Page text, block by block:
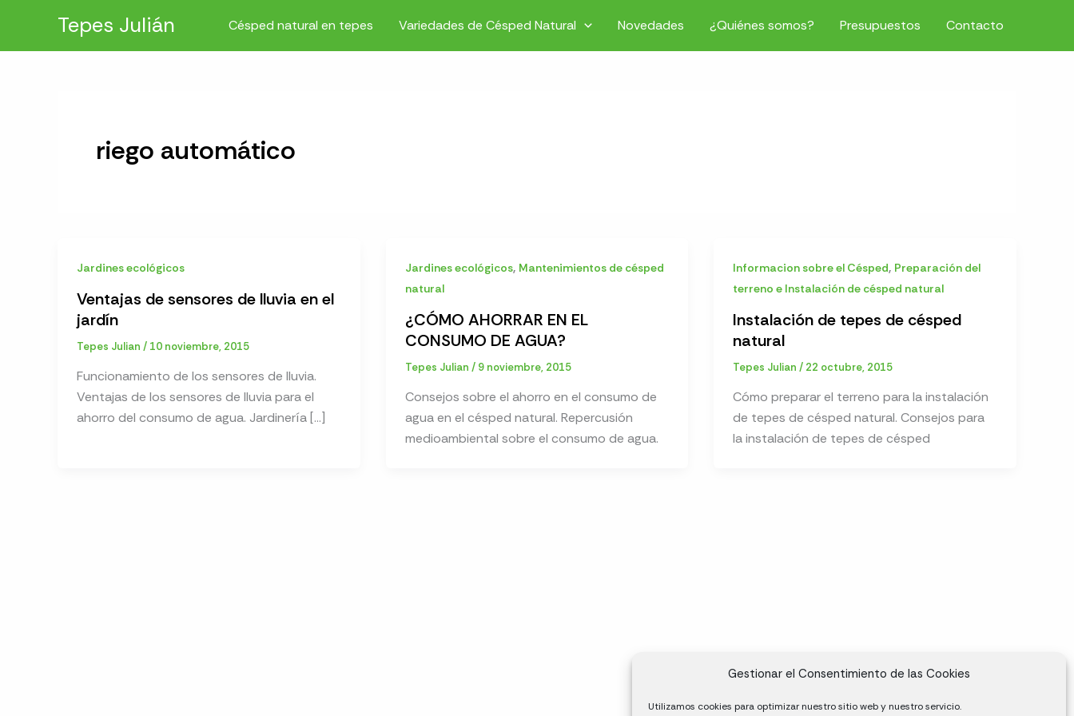
Gestionar el Consentimiento de las Cookies
Utilizamos cookies para optimizar nuestro sitio web y nuestro servicio.
contenido
Tepes Julián Césped natural en tepes Variedades de Césped Natural Novedades ¿Quiénes somos? Presupuestos Contacto
riego automático
Jardines ecológicos
Ventajas de sensores de lluvia en el
jardín
Tepes Julian / 10 noviembre, 2015
Funcionamiento de los sensores de lluvia.
Ventajas de los sensores de lluvia para el
ahorro del consumo de agua. Jardinería […]
Jardines ecológicos, Mantenimientos de césped
natural
¿CÓMO AHORRAR EN EL
CONSUMO DE AGUA?
Tepes Julian / 9 noviembre, 2015
Consejos sobre el ahorro en el consumo de
agua en el césped natural. Repercusión
medioambiental sobre el consumo de agua.
Informacion sobre el Césped, Preparación del
terreno e Instalación de césped natural
Instalación de tepes de césped
natural
Tepes Julian/ 22 octubre, 2015
Cómo preparar el terreno para la instalación
de tepes de césped natural. Consejos para
la instalación de tepes de césped